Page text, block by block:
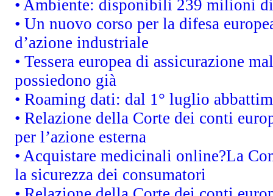
• Ambiente: disponibili 239 milioni
• Un nuovo corso per la difesa
d’azione industriale
• Tessera europea di assicurazione
possiedono già
• Roaming dati: dal 1° luglio
• Relazione della Corte dei conti
per l’azione esterna
• Acquistare medicinali online?La
la sicurezza dei consumatori